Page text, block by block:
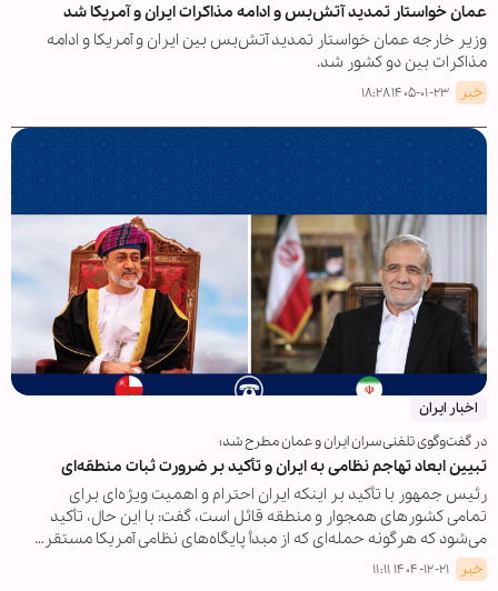
عمان خواستار تمدید آتش‌بس و ادامه مذاکرات ایران و آمریکا شد
وزیر خارجه عمان خواستار تمدید آتش‌بس بین ایران و آمریکا و ادامه
مذاکرات بین دو کشور شد.
خبر ۱۴۰۵-۰۱-۲۳ ۱۸:۲۸
اخبار ایران
در گفت‌وگوی تلفنی سران ایران و عمان مطرح شد؛
تبیین ابعاد تهاجم نظامی به ایران و تأکید بر ضرورت ثبات منطقه‌ای
رئیس جمهور با تأکید بر اینکه ایران احترام و اهمیت ویژه‌ای برای
تمامی کشورهای همجوار و منطقه قائل است، گفت: با این حال، تأکید
می‌شود که هرگونه حمله‌ای که از مبدأ پایگاه‌های نظامی آمریکا مستقر…
خبر ۱۴۰۴-۱۲-۲۱ ۱۱:۱۱